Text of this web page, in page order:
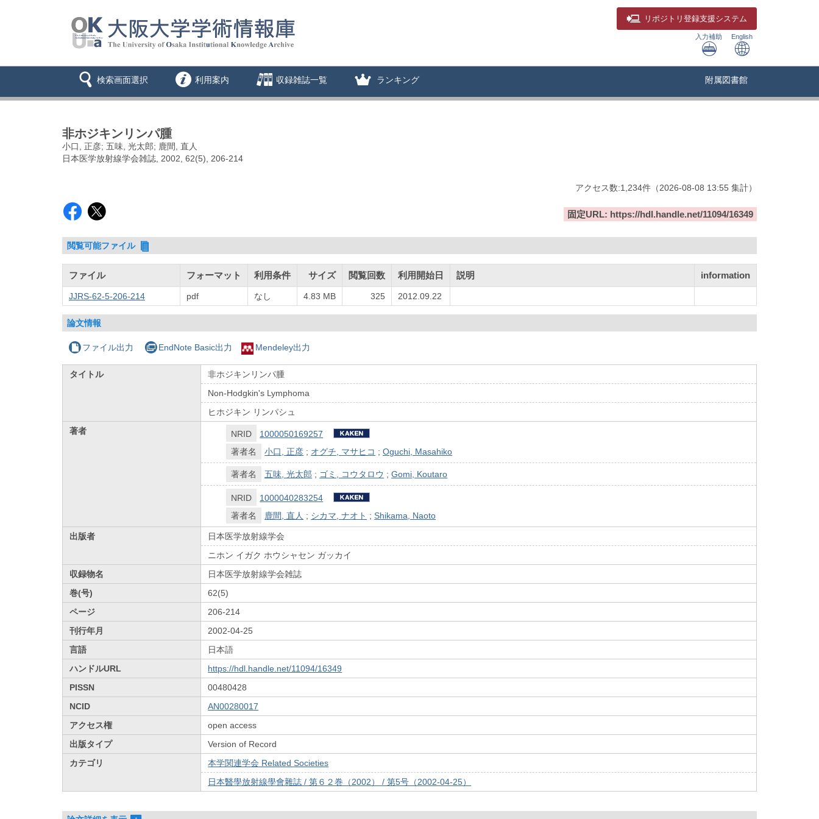
リポジトリ 登録支援システム
入力補助 English
検索画面選択 利用案内 収録雑誌一覧 ランキング 附属図書館
非ホジキンリンパ腫
小口, 正彦; 五味, 光太郎; 鹿間, 直人
日本医学放射線学会雑誌, 2002, 62(5), 206-214
アクセス数:1,234件 （2026-08-08 13:55 集計）
固定URL: https://hdl.handle.net/11094/16349
閲覧可能ファイル
ファイル フォーマット 利用条件 サイズ 閲覧回数 利用開始日 説明 information
JJRS-62-5-206-214 pdf なし 4.83 MB 325 2012.09.22
論文情報
ファイル出力 EndNote Basic出力 Mendeley出力
タイトル
非ホジキンリンパ腫
Non-Hodgkin's Lymphoma
ヒホジキン リンパシュ
著者
NRID
1000050169257
著者名
小口, 正彦 ; オグチ, マサヒコ ;Oguchi, Masahiko
著者名 五味, 光太郎 ; ゴミ, コウタロウ ;Gomi, Koutaro
NRID
1000040283254
著者名
鹿間, 直人 ; シカマ, ナオト ;Shikama, Naoto
出版者
日本医学放射線学会
ニホン イガク ホウシャセン ガッカイ
収録物名
日本医学放射線学会雑誌
巻(号)
62(5)
ページ
206-214
刊行年月
2002-04-25
言語
日本語
ハンドルURL
https://hdl.handle.net/11094/16349
PISSN
00480428
NCID
AN00280017
アクセス権
open access
出版タイプ
Version of Record
カテゴリ
本学関連学会 Related Societies
日本醫學放射線學會雜誌 / 第６２巻（2002） / 第5号（2002-04-25）